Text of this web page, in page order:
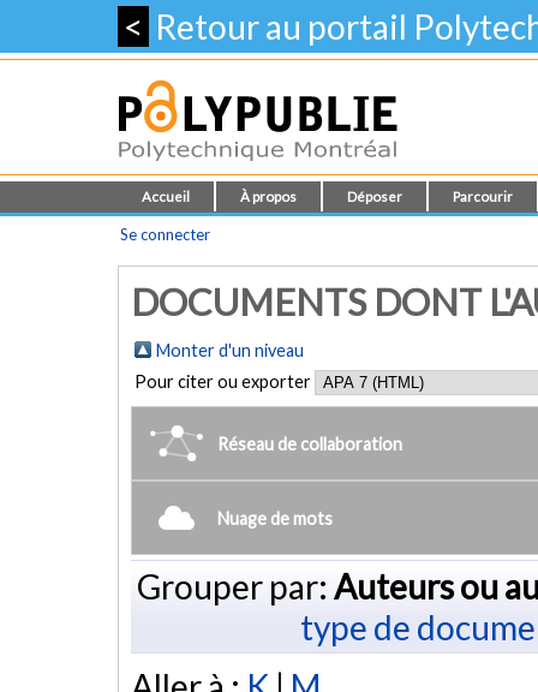
< Retour au portail
Accueil À propos Déposer Parcourir
Se connecter
DOCUMENTS DONT
Monter d'un niveau
Pour citer ou exporter
Réseau de collaboration
Nuage de mots
Grouper par: Auteurs ou
type de